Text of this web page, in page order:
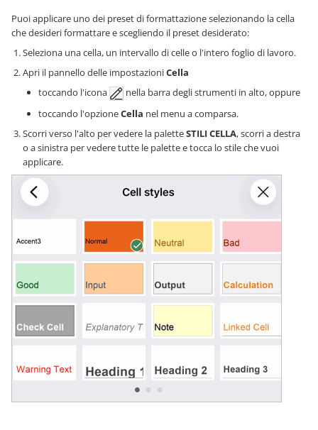
Puoi applicare uno dei preset di formattazione selezionando la cella
che desideri formattare e scegliendo il preset desiderato:
Seleziona una cella, un intervallo di celle o l'intero foglio di lavoro.
Apri il pannello delle impostazioniCella
toccando l'icona
nella barra degli strumenti in alto, oppure
toccando l'opzioneCella nel menu a comparsa.
Scorri verso l'alto per vedere la paletteSTILI CELLA, scorri a destra
o a sinistra per vedere tutte le palette e tocca lo stile che vuoi
applicare.